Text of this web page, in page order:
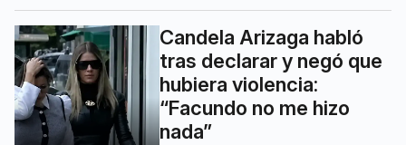
Candela Arizaga habló
tras declarar y negó que
hubiera violencia:
“Facundo no me hizo
nada”